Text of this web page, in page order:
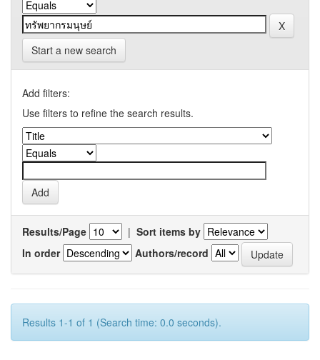
Start a new search
Add filters:
Use filters to refine the search results.
Results/Page | Sort items by
In order
Authors/record
Results 1-1 of 1 (Search time: 0.0 seconds).